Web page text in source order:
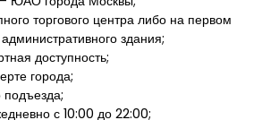
торгового центра либо на первом
здания;
доступность;
города;
подъезда;
с 10:00 до 22:00;